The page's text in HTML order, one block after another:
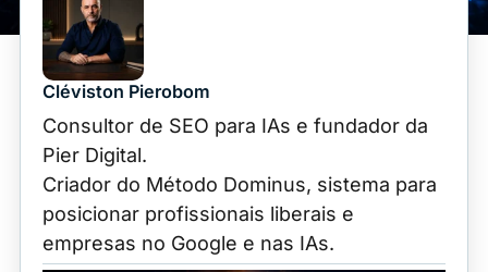
Cléviston Pierobom
Consultor de SEO para IAs e fundador da
Pier Digital.
Criador do Método Dominus, sistema para
posicionar profissionais liberais e
empresas no Google e nas IAs.